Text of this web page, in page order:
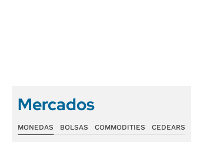
Mercados
MONEDAS BOLSAS COMMODITIES CEDEARS